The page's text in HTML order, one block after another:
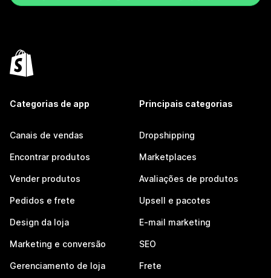
Categorias de app
Canais de vendas
Encontrar produtos
Vender produtos
Pedidos e frete
Design da loja
Marketing e conversão
Gerenciamento de loja
Principais categorias
Dropshipping
Marketplaces
Avaliações de produtos
Upsell e pacotes
E-mail marketing
SEO
Frete